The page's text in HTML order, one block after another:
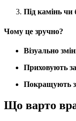
Під камінь чи
Чому це зручно?
Візуально
Приховують
Покращують
Що варто